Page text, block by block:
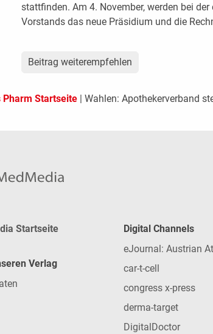
stattfinden. Am 4. November, werden bei
Vorstands das neue Präsidium und die
Beitrag weiterempfehlen
Pharm Startseite | Wahlen: Apothekerverband
Startseite
Verlag
Digital Channels
eJournal: Austrian
car-t-cell
congress x-press
derma-target
DigitalDoctor